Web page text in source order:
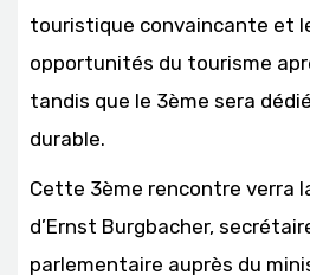
touristique convaincante et
opportunités du tourisme
tandis que le 3ème sera
durable.
Cette 3ème rencontre verra
d’Ernst Burgbacher,
parlementaire auprès du